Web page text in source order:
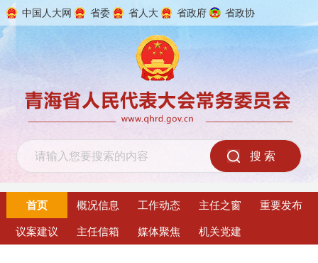
中国人大网 省委 省人大 省政府 省政协
首页 概况信息 工作动态 主任之窗 重要发布
议案建议 主任信箱 媒体聚焦 机关党建